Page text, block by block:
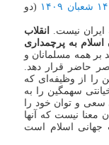
(دو
ایران نیست.
انقلاب
به پرچمداری
بر همه مسلمانان و
حاضر قرار دهد.
را از وظیفه‌ای که
سهمگین را به
سعی و توان خود را
معنا نیست که آنها
جهانی اسلام است